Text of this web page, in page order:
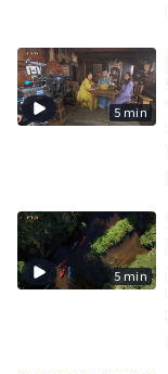
5 min
5 min